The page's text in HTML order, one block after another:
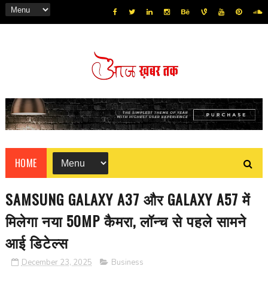
HOME
SAMSUNG GALAXY A37 और GALAXY A57 में
मिलेगा नया 50MP कैमरा, लॉन्च से पहले सामने
आई डिटेल्स
December 23, 2025 Business